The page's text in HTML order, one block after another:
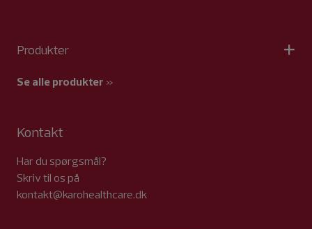
Produkter
Se alle produkter »
Kontakt
Har du spørgsmål?
Skriv til os på
kontakt@karohealthcare.dk